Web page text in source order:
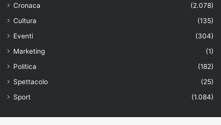
Cronaca
(2.078)
Cultura
(135)
Eventi
(304)
Marketing
(1)
Politica
(182)
Spettacolo
(25)
Sport
(1.084)